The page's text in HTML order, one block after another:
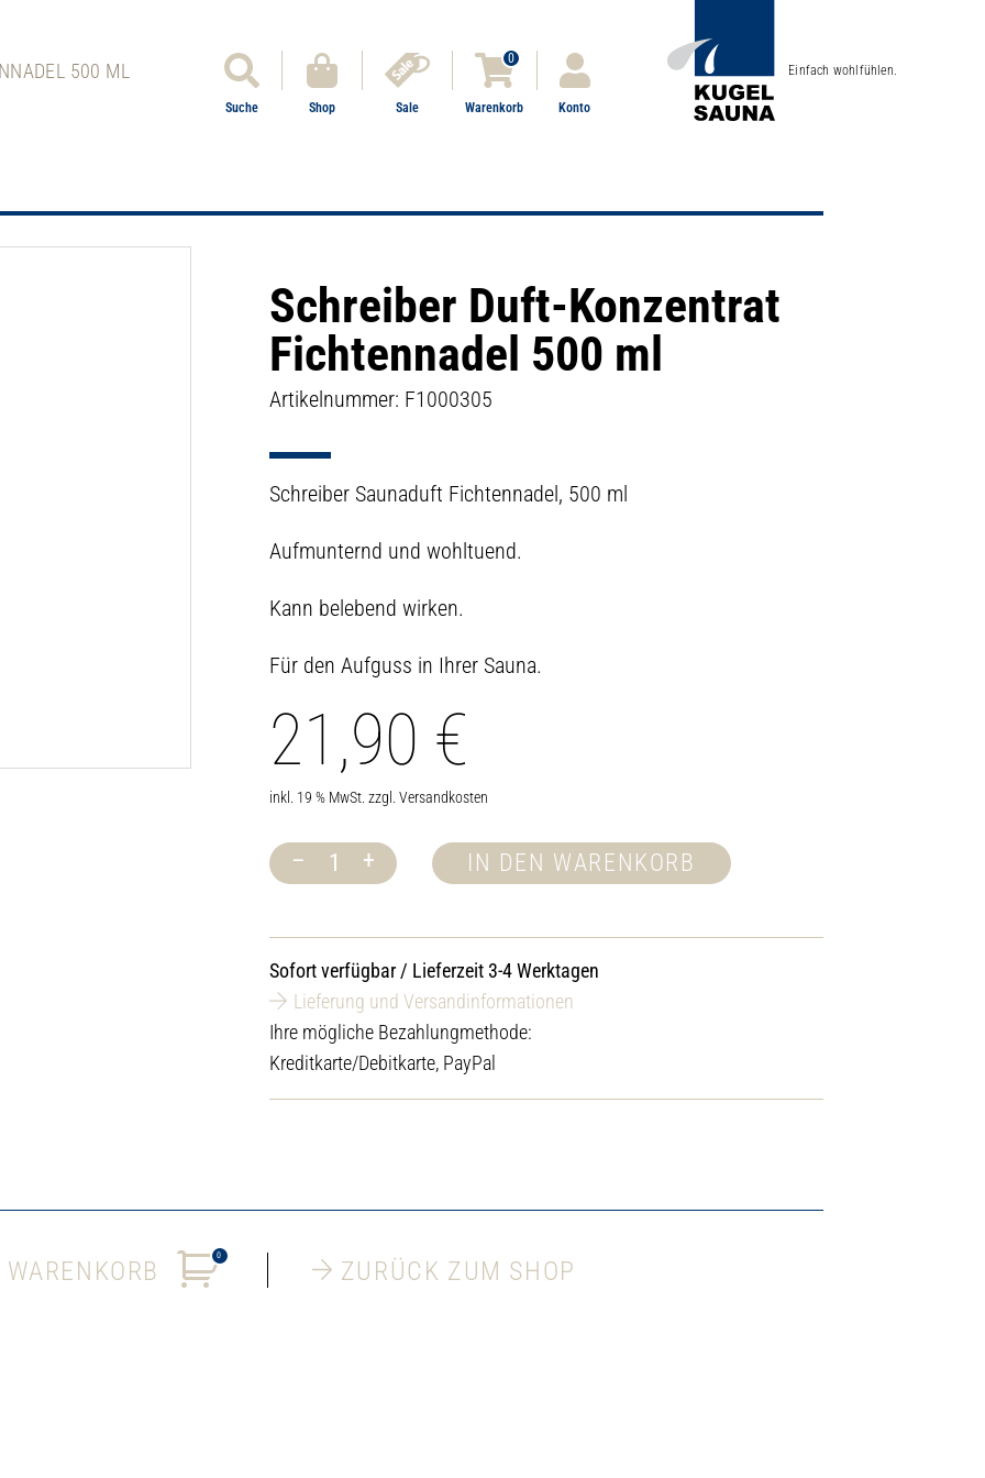
500 ML
Suche Shop Sale
0
Warenkorb Konto
Einfach wohlfühlen.
Schreiber Duft-Konzentrat
Fichtennadel 500 ml
Artikelnummer: F1000305
Schreiber Saunaduft Fichtennadel, 500 ml
Aufmunternd und wohltuend.
Kann belebend wirken.
Für den Aufguss in Ihrer Sauna.
21,90 €
inkl. 19 % MwSt. zzgl. Versandkosten
Schreiber
Duft-
ml
Menge
– + IN DEN WARENKORB
Sofort verfügbar / Lieferzeit 3-4 Werktagen
Lieferung und Versandinformationen
Ihre mögliche Bezahlungmethode:
Kreditkarte/Debitkarte, PayPal
0 ZURÜCK ZUM SHOP